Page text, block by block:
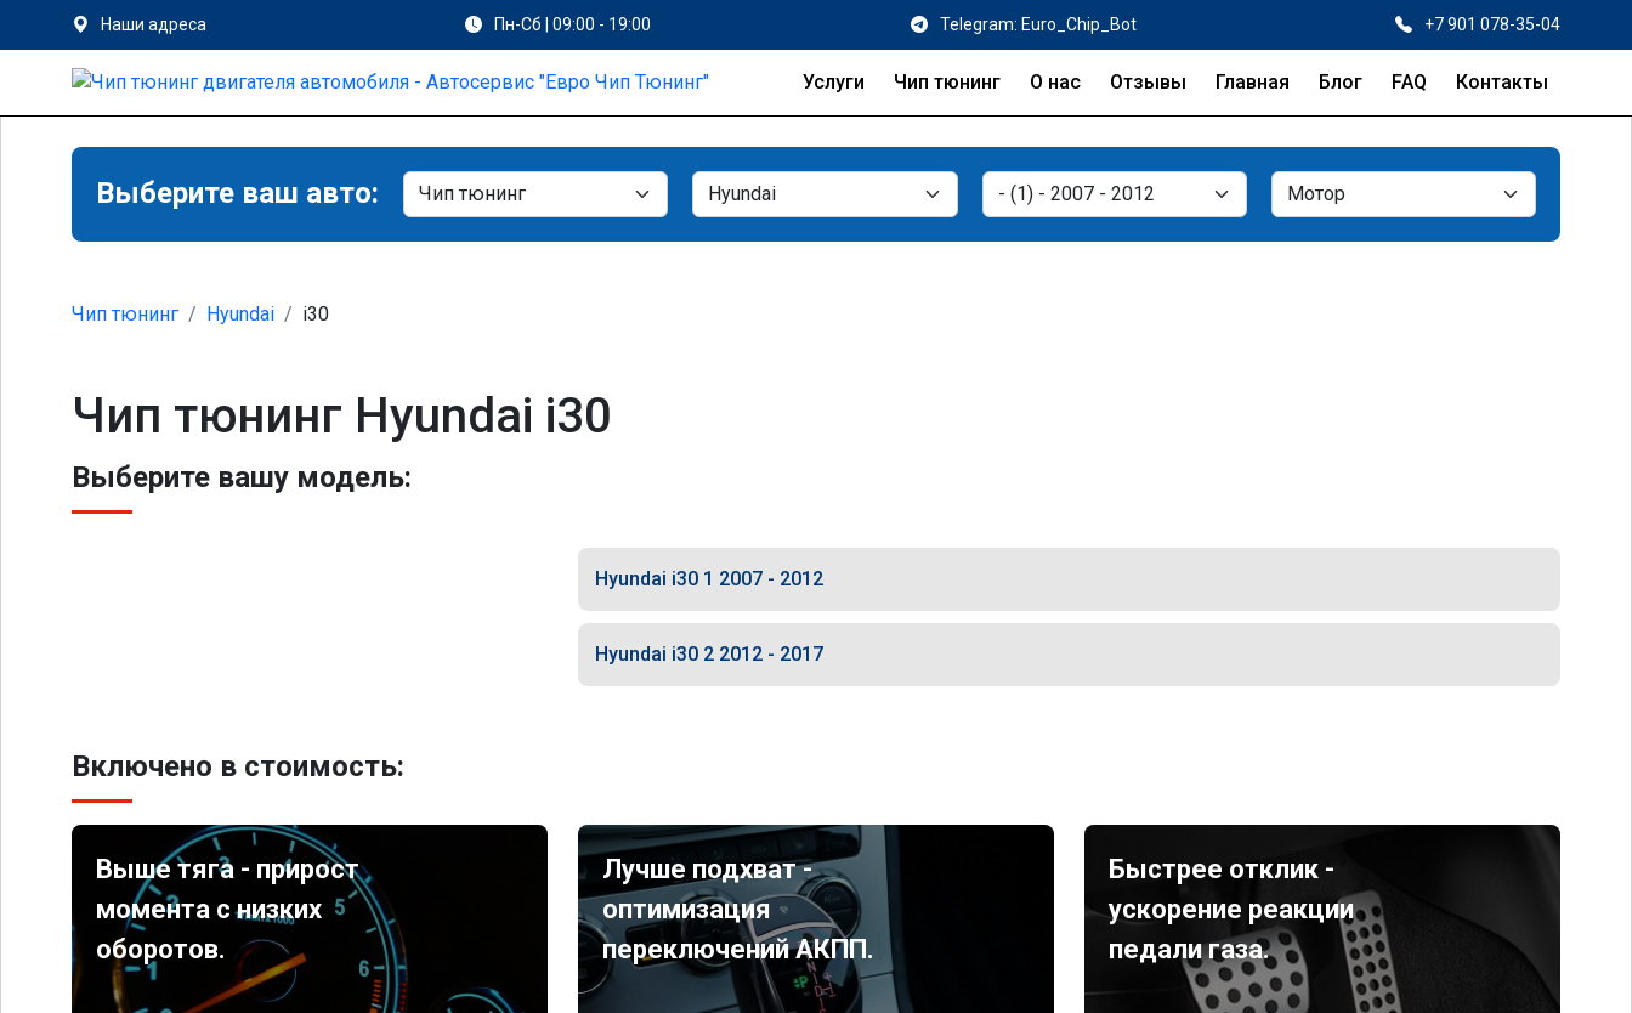
Наши адреса Пн-Сб | 09:00 - 19:00 Telegram: Euro_Chip_Bot +7 901 078-35-04
Услуги Чип тюнинг О нас Отзывы Главная Блог FAQ Контакты
Выберите ваш авто:
Чип тюнинг Hyundai i30
Чип тюнинг Hyundai i30
Выберите вашу модель:
Hyundai i30 1 2007 - 2012
Hyundai i30 2 2012 - 2017
Включено в стоимость:
Выше тяга - прирост
момента с низких
оборотов.
Лучше подхват -
оптимизация
переключений АКПП.
Быстрее отклик -
ускорение реакции
педали газа.